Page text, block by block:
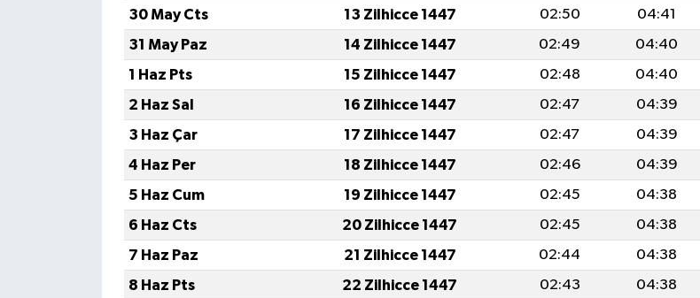
30 May Cts
13 Zilhicce 1447 02:50 04:41
31 May Paz
14 Zilhicce 1447 02:49 04:40
1 Haz Pts
15 Zilhicce 1447 02:48 04:40
2 Haz Sal
16 Zilhicce 1447 02:47 04:39
3 Haz Çar
17 Zilhicce 1447 02:47 04:39
4 Haz Per
18 Zilhicce 1447 02:46 04:39
5 Haz Cum
19 Zilhicce 1447 02:45 04:38
6 Haz Cts
20 Zilhicce 1447 02:45 04:38
7 Haz Paz
21 Zilhicce 1447 02:44 04:38
8 Haz Pts
22 Zilhicce 1447 02:43 04:38